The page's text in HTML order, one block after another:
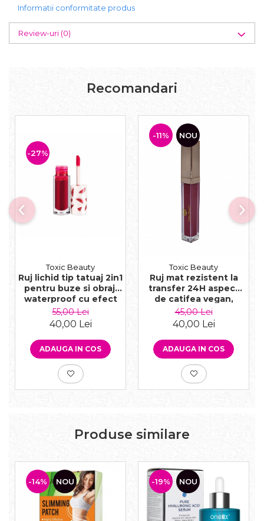
Informatii conformitate produs
Review-uri (0)
Recomandari
-27%
Toxic Beauty
Ruj lichid tip tatuaj 2in1
pentru buze si obraji
waterproof cu efect
mat si miros delicios
de pepene, rosu
55,00 Lei
40,00 Lei
ADAUGA IN COS
-11% NOU
Toxic Beauty
Ruj mat rezistent la
transfer 24H aspect
de catifea vegan,
cocoa red
45,00 Lei
40,00 Lei
ADAUGA IN COS
Produse similare
-14% NOU -19% NOU